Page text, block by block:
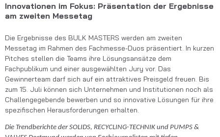
Innovationen im Fokus: Präsentation der Ergebnisse
am zweiten Messetag
Die Ergebnisse des BULK MASTERS werden am zweiten
Messetag im Rahmen des Fachmesse-Duos präsentiert. In kurzen
Pitches stellen die Teams ihre Lösungsansätze dem
Fachpublikum und einer ausgewählten Jury vor. Das
Gewinnerteam darf sich auf ein attraktives Preisgeld freuen. Bis
zum 15. Juli können sich Unternehmen und Institutionen noch als
Challengegebende bewerben und so innovative Lösungen für ihre
spezifischen Herausforderungen erhalten.
Die Trendberichte der SOLIDS, RECYCLING-TECHNIK und PUMPS &